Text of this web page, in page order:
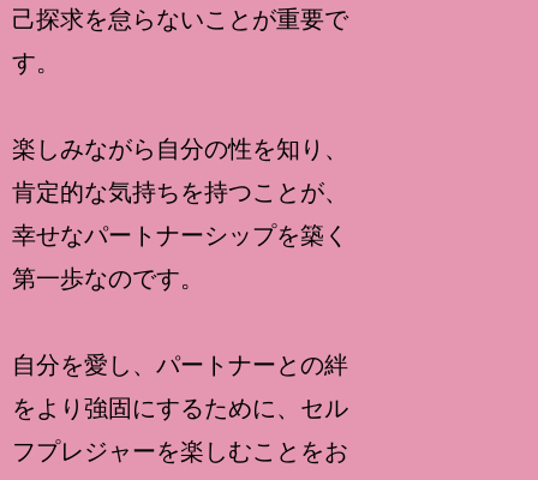
己探求を怠らないことが重要で
す。
楽しみながら自分の性を知り、
肯定的な気持ちを持つことが、
幸せなパートナーシップを築く
第一歩なのです。
自分を愛し、パートナーとの絆
をより強固にするために、セル
フプレジャーを楽しむことをお